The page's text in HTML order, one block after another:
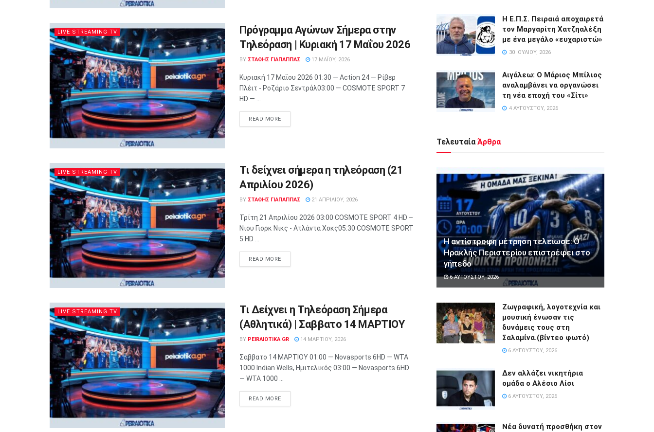
LIVE STREAMING TV
Πρόγραμμα Αγώνων Σήμερα στην
Τηλεόραση | Κυριακή 17 Μαΐου 2026
BY ΣΤΑΘΗΣ ΓΊΑΠΑΠΠΑΣ 17 ΜΑΪ́ΟΥ, 2026
Κυριακή 17 Μαΐου 2026 01:30 — Action 24 — Ρίβερ
Πλέιτ - Ροζάριο Σεντράλ03:00 — COSMOTE SPORT 7
HD — ...
READ MORE
LIVE STREAMING TV
Τι δείχνει σήμερα η τηλεόραση (21
Απριλίου 2026)
BY ΣΤΑΘΗΣ ΓΊΑΠΑΠΠΑΣ 21 ΑΠΡΙΛΊΟΥ, 2026
Τρίτη 21 Απριλίου 2026 03:00 COSMOTE SPORT 4 HD –
Νιου Γιορκ Νικς - Ατλάντα Χοκς05:30 COSMOTE SPORT
5 HD ...
READ MORE
LIVE STREAMING TV
Τι Δείχνει η Τηλεόραση Σήμερα
(Αθλητικά) | Σαββατο 14 ΜΑΡΤΙΟΥ
BY PEIRAIOTIKA GR 14 ΜΑΡΤΊΟΥ, 2026
Σαββατο 14 ΜΑΡΤΙΟΥ 01:00 — Novasports 6HD — WTA
1000 Indian Wells, Ημιτελικός 03:00 — Novasports 6HD
— WTA 1000 ...
READ MORE
Η Ε.Π.Σ. Πειραιά αποχαιρετά
τον Μαργαρίτη Χατζηαλέξη
με ένα μεγάλο «ευχαριστώ»
30 ΙΟΥΛΊΟΥ, 2026
Αιγάλεω: Ο Μάριος Μπίλιος
αναλαμβάνει να οργανώσει
τη νέα εποχή του «Σίτι»
4 ΑΥΓΟΎΣΤΟΥ, 2026
Τελευταία Άρθρα
Η αντίστροφη μέτρηση τελείωσε: Ο
Ηρακλής Περιστερίου επιστρέφει στο
γήπεδο
6 ΑΥΓΟΎΣΤΟΥ, 2026
Ζωγραφική, λογοτεχνία και
μουσική ένωσαν τις
δυνάμεις τους στη
Σαλαμίνα.(βίντεο φωτό)
6 ΑΥΓΟΎΣΤΟΥ, 2026
Δεν αλλάζει νικητήρια
ομάδα ο Αλέσιο Λίσι
6 ΑΥΓΟΎΣΤΟΥ, 2026
Νέα δυνατή προσθήκη στον